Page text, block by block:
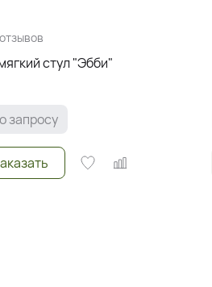
стул "Эбби"
запросу